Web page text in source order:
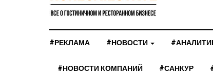
#РЕКЛАМА #НОВОСТИ
#НОВОСТИ КОМПАНИЙ #САНКУР